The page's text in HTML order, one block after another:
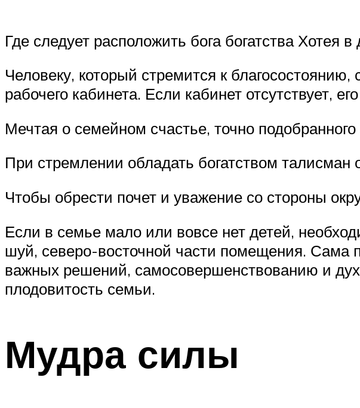
Где следует расположить бога богатства Хотея
Человеку, который стремится к
рабочего кабинета. Если кабинет отсутствует,
Мечтая о семейном счастье, точно
При стремлении обладать богатством талисман
Чтобы обрести почет и уважение со стороны
Если в семье мало или вовсе нет детей,
шуй, северо-восточной части помещения. Сама
важных решений, самосовершенствованию и
плодовитость семьи.
Мудра силы